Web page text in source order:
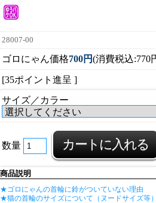
28007-00
ゴロにゃん価格700円(消費税込:770
[35ポイント進呈 ]
サイズ／カラー
数量
商品説明
★ゴロにゃんの首輪に鈴がついていない理由
★猫の首輪のサイズについて（ヌードサイズ等）